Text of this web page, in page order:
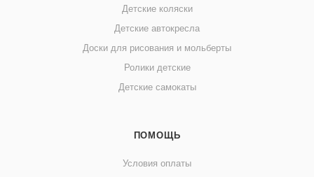
Детские коляски
Детские автокресла
Доски для рисования и мольберты
Ролики детские
Детские самокаты
ПОМОЩЬ
Условия оплаты